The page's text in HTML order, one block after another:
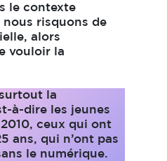
le contexte
risquons de
alors
vouloir la
la
à-dire les jeunes
ceux qui ont
ans, qui n’ont pas
le numérique.